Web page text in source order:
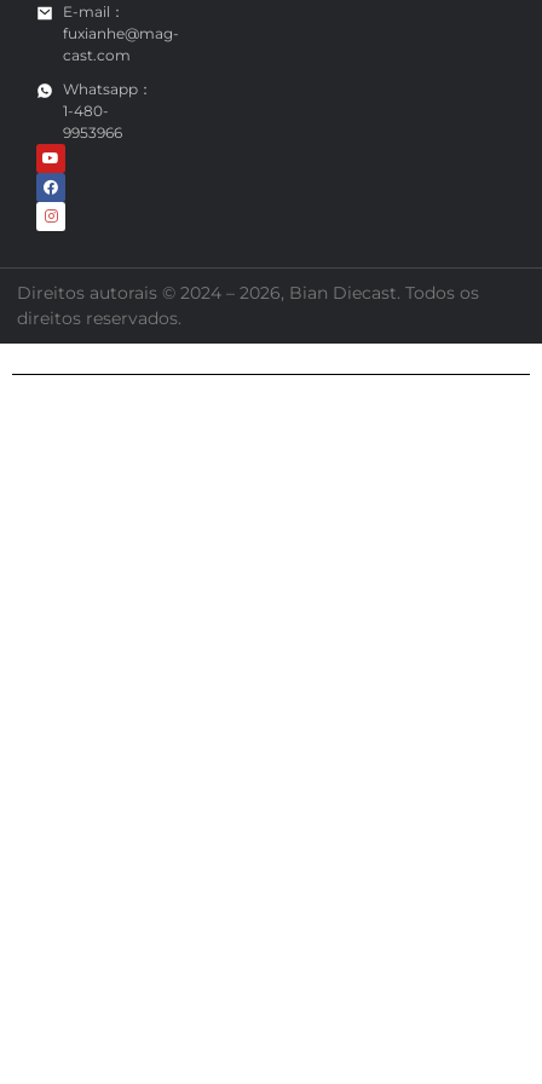
9406 3074
E-mail：
fuxianhe@mag-
cast.com
Whatsapp：
1-480-
Direitos autorais © 2024 – 2026, Bian Diecast. Todos os
direitos reservados.